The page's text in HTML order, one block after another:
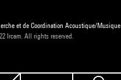
et de Coordination Acoustique/Musique
Ircam. All rights reserved.